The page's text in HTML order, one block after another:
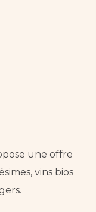
une offre
vins bios